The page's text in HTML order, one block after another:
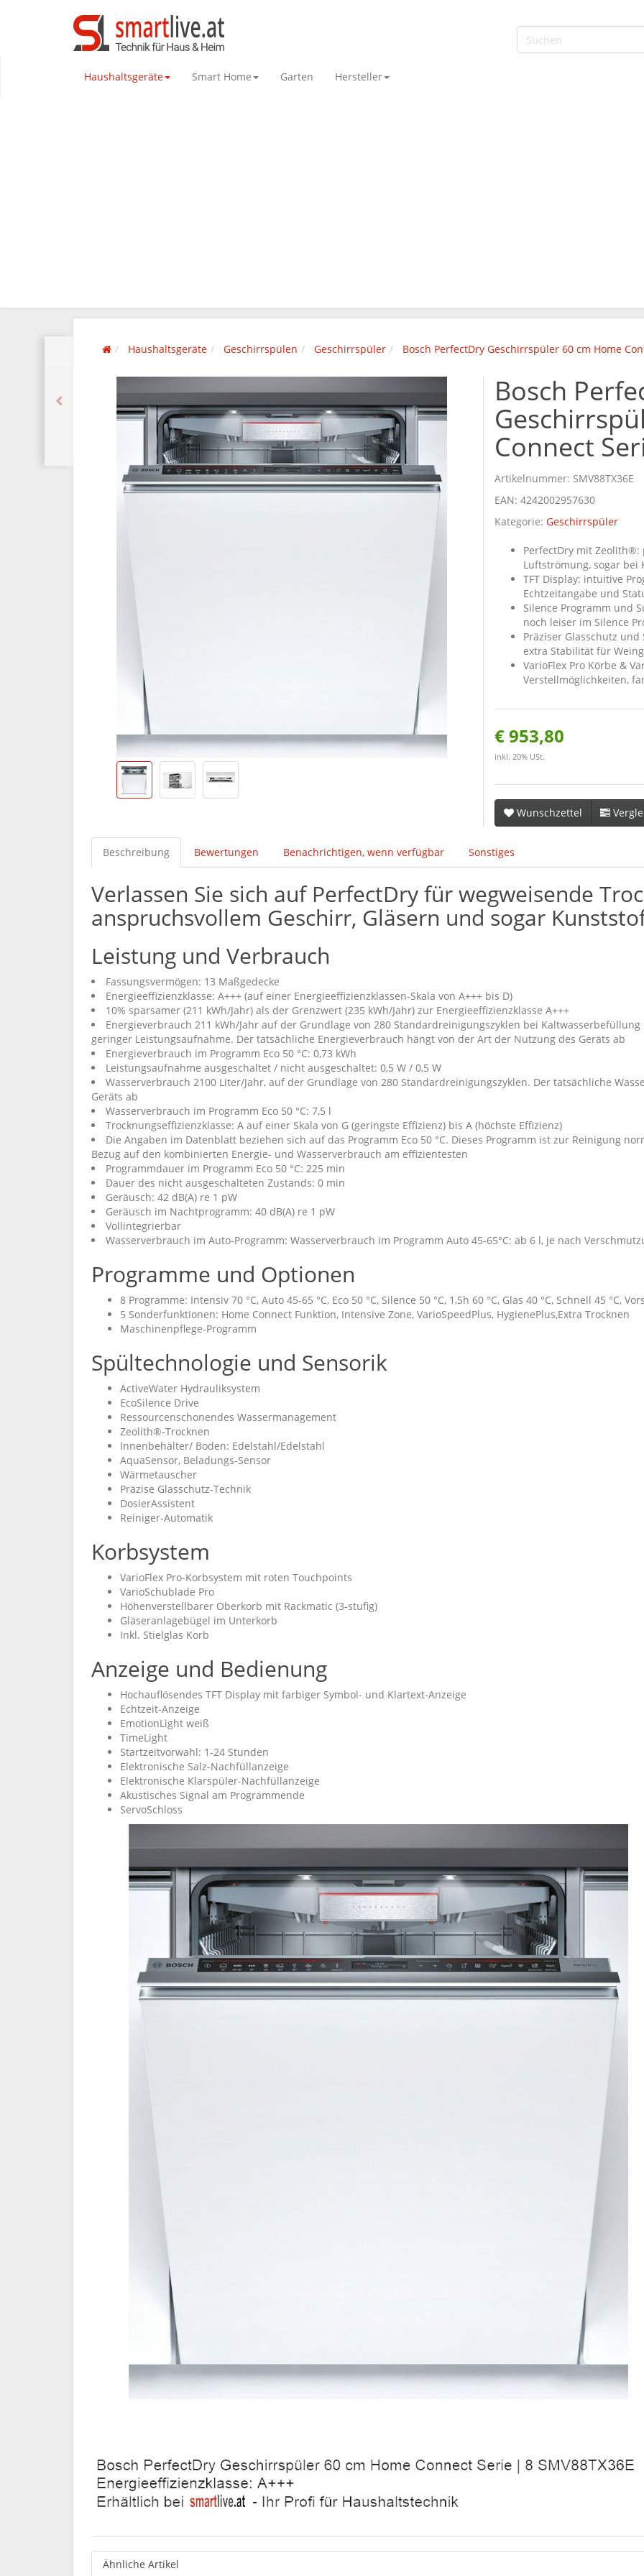
Haushaltsgeräte Smart Home Garten Hersteller
Haushaltsgeräte Geschirrspülen Geschirrspüler Bosch PerfectDry Geschirrspüler 60 cm Home
Bosch
Connect
Artikelnummer: SMV88TX36E
EAN: 4242002957630
Kategorie: Geschirrspüler
PerfectDry mit Zeolith®:
Luftströmung, sogar bei
TFT Display: intuitive
Echtzeitangabe und
Silence Programm und
noch leiser im Silence
Präziser Glasschutz
extra Stabilität für
VarioFlex Pro Körbe &
Verstellmöglichkeiten,
€ 953,80
inkl. 20% USt.
Wunschzettel
Beschreibung Bewertungen Benachrichtigen, wenn verfügbar Sonstiges
Verlassen Sie sich auf PerfectDry für wegweisende
anspruchsvollem Geschirr, Gläsern und sogar
Leistung und Verbrauch
Fassungsvermögen: 13 Maßgedecke
Energieeffizienzklasse: A+++ (auf einer Energieeffizienzklassen-Skala von A+++ bis D)
10% sparsamer (211 kWh/Jahr) als der Grenzwert (235 kWh/Jahr) zur Energieeffizienzklasse A+++
Energieverbrauch 211 kWh/Jahr auf der Grundlage von 280 Standardreinigungszyklen bei
geringer Leistungsaufnahme. Der tatsächliche Energieverbrauch hängt von der Art der Nutzung des Geräts ab
Energieverbrauch im Programm Eco 50 °C: 0,73 kWh
Leistungsaufnahme ausgeschaltet / nicht ausgeschaltet: 0,5 W / 0,5 W
Wasserverbrauch 2100 Liter/Jahr, auf der Grundlage von 280 Standardreinigungszyklen. Der tatsächliche
Geräts ab
Wasserverbrauch im Programm Eco 50 °C: 7,5 l
Trocknungseffizienzklasse: A auf einer Skala von G (geringste Effizienz) bis A (höchste Effizienz)
Die Angaben im Datenblatt beziehen sich auf das Programm Eco 50 °C. Dieses Programm ist zur Reinigung
Bezug auf den kombinierten Energie- und Wasserverbrauch am effizientesten
Programmdauer im Programm Eco 50 °C: 225 min
Dauer des nicht ausgeschalteten Zustands: 0 min
Geräusch: 42 dB(A) re 1 pW
Geräusch im Nachtprogramm: 40 dB(A) re 1 pW
Vollintegrierbar
Wasserverbrauch im Auto-Programm: Wasserverbrauch im Programm Auto 45-65°C: ab 6 l, je nach
Programme und Optionen
8 Programme: Intensiv 70 °C, Auto 45-65 °C, Eco 50 °C, Silence 50 °C, 1,5h 60 °C, Glas 40 °C, Schnell 45 °C,
5 Sonderfunktionen: Home Connect Funktion, Intensive Zone, VarioSpeedPlus, HygienePlus,Extra Trocknen
Maschinenpflege-Programm
Spültechnologie und Sensorik
ActiveWater Hydrauliksystem
EcoSilence Drive
Ressourcenschonendes Wassermanagement
Zeolith®-Trocknen
Innenbehälter/ Boden: Edelstahl/Edelstahl
AquaSensor, Beladungs-Sensor
Wärmetauscher
Präzise Glasschutz-Technik
DosierAssistent
Reiniger-Automatik
Korbsystem
VarioFlex Pro-Korbsystem mit roten Touchpoints
VarioSchublade Pro
Höhenverstellbarer Oberkorb mit Rackmatic (3-stufig)
Gläseranlagebügel im Unterkorb
Inkl. Stielglas Korb
Anzeige und Bedienung
Hochauflösendes TFT Display mit farbiger Symbol- und Klartext-Anzeige
Echtzeit-Anzeige
EmotionLight weiß
TimeLight
Startzeitvorwahl: 1-24 Stunden
Elektronische Salz-Nachfüllanzeige
Elektronische Klarspüler-Nachfüllanzeige
Akustisches Signal am Programmende
ServoSchloss
Ähnliche Artikel